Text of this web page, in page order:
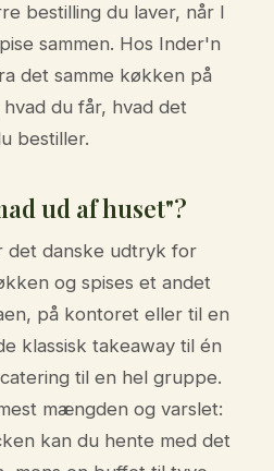
bestilling du laver, når I
sammen. Hos Inder'n
det samme køkken på
du får, hvad det
bestiller.
ud af huset"?
det danske udtryk for
og spises et andet
på kontoret eller til en
klassisk takeaway til én
til en hel gruppe.
mængden og varslet:
kan du hente med det